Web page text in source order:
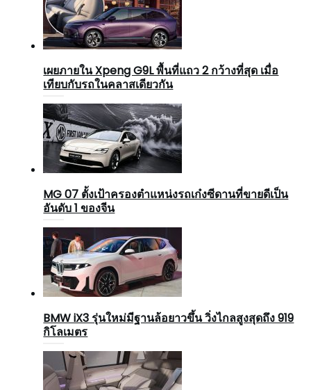
เผยภายใน Xpeng G9L พื้นที่แถว 2 กว้างที่สุด เมื่อ
เทียบกับรถในคลาสเดียวกัน
MG 07 ตั้งเป้าครองตำแหน่งรถเก๋งซีดานที่ขายดีเป็น
อันดับ 1 ของจีน
BMW iX3 รุ่นใหม่มีฐานล้อยาวขึ้น วิ่งไกลสูงสุดถึง 919
กิโลเมตร